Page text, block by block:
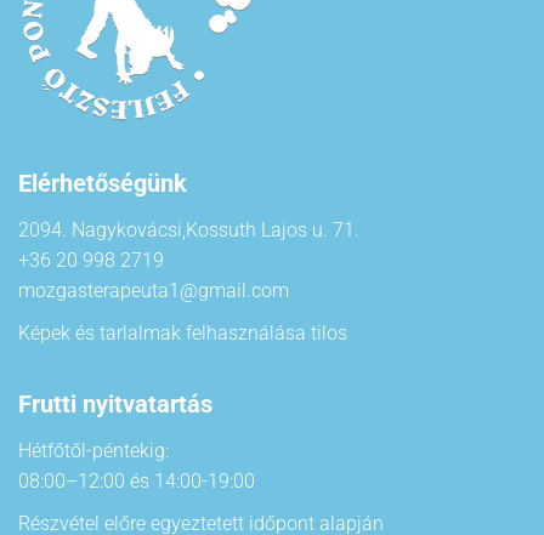
Elérhetőségünk
2094. Nagykovácsi,Kossuth Lajos u. 71.
+36 20 998 2719
mozgasterapeuta1@gmail.com
Képek és tarlalmak felhasználása tilos
Frutti nyitvatartás
Hétfőtől-péntekig:
08:00–12:00 és 14:00-19:00
Részvétel előre egyeztetett időpont alapján